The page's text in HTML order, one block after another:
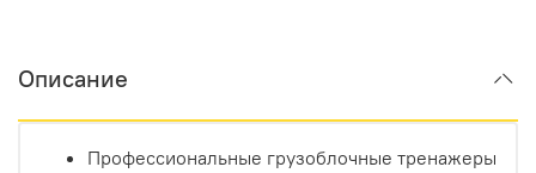
Описание
Профессиональные грузоблочные тренажеры